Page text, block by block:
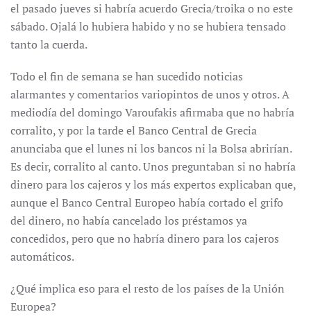
el pasado jueves si habría acuerdo Grecia/troika o no este
sábado. Ojalá lo hubiera habido y no se hubiera tensado
tanto la cuerda.
Todo el fin de semana se han sucedido noticias
alarmantes y comentarios variopintos de unos y otros. A
mediodía del domingo Varoufakis afirmaba que no habría
corralito, y por la tarde el Banco Central de Grecia
anunciaba que el lunes ni los bancos ni la Bolsa abrirían.
Es decir, corralito al canto. Unos preguntaban si no habría
dinero para los cajeros y los más expertos explicaban que,
aunque el Banco Central Europeo había cortado el grifo
del dinero, no había cancelado los préstamos ya
concedidos, pero que no habría dinero para los cajeros
automáticos.
¿Qué implica eso para el resto de los países de la Unión
Europea?